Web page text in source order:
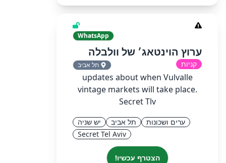
WhatsApp
ערוץ הוינטאג׳ של וולבלה
קניות תל אביב
updates about when Vulvalle
vintage markets will take place.
Secret Tlv
ערים ושכונות תל אביב
יש שניה
Secret Tel Aviv
הצטרף עכשיו!